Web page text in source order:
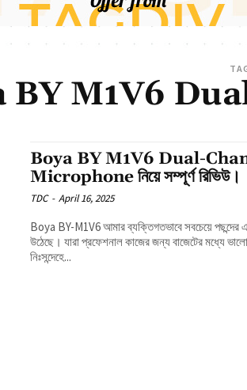
BY M1V6
Boya BY M1V6 Dual-
Microphone নিয়ে সম্পূর্ণ রিভিউ।
TDC - April 16, 2025
Boya BY-M1V6 আমার ব্যক্তিগতভাবে সবচেয়ে পছন্দের
উঠেছে। যারা প্রফেশনাল কাজের জন্য বাজেটের মধ্যে
নিঃসন্দেহে...